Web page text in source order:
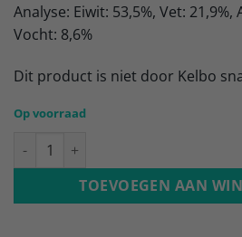
Analyse: Eiwit: 53,5%, Vet: 21,9%,
Vocht: 8,6%
Dit product is niet door Kelbo
Op voorraad
Paard mini trainer.. aantal
TOEVOEGEN AAN